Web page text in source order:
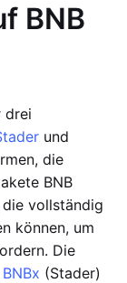
BNB
drei
und
die
BNB
vollständig
können, um
Die
BNBx (Stader)